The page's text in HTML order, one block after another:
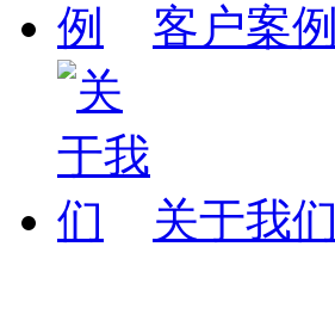
客户案例
关于我们